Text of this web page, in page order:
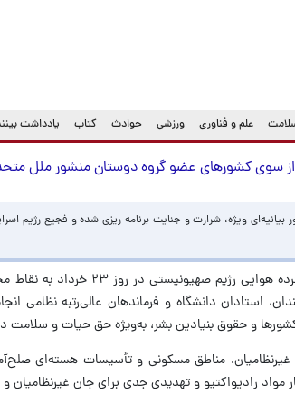
علم و فناوری ورزشی حوادث کتاب یادداشت
سوی کشورهای عضو گروه دوستان منشور ملل
ویژه، شرارت و جنایت برنامه ریزی شده و فجیع رژیم
به گزارش ایسنا، در این بیانیه، حمله هماهنگ
استادان دانشگاه و فرماندهان عالی‌رتبه نظامی
و حقوق بنیادین بشر، به‌ویژه حق حیات و
مناطق مسکونی و تأسیسات هسته‌ای
مواد رادیواکتیو و تهدیدی جدی برای جان